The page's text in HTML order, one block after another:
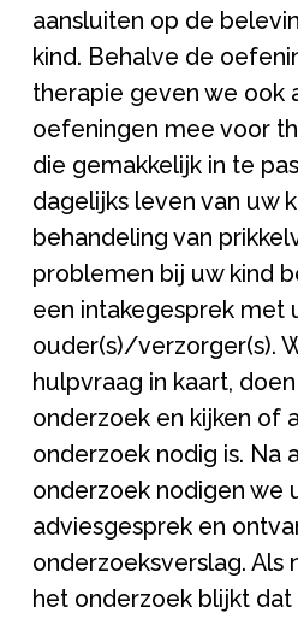
aansluiten op de
kind. Behalve de
therapie geven we ook
oefeningen mee voor
die gemakkelijk in te
dagelijks leven van uw
behandeling van
problemen bij uw kind
een intakegesprek met
ouder(s)/verzorger(s).
hulpvraag in kaart,
onderzoek en kijken of
onderzoek nodig is. Na
onderzoek nodigen we
adviesgesprek en
onderzoeksverslag. Als
het onderzoek blijkt dat